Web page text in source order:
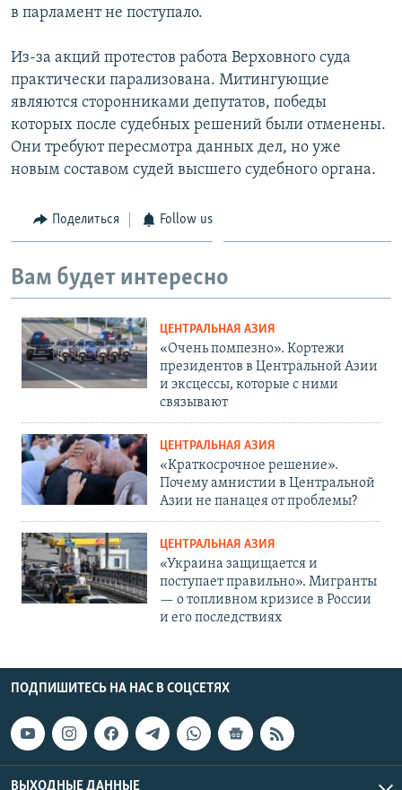
в парламент не поступало.
Из-за акций протестов работа Верховного суда
практически парализована. Митингующие
являются сторонниками депутатов, победы
которых после судебных решений были отменены.
Они требуют пересмотра данных дел, но уже
новым составом судей высшего судебного органа.
Поделиться Follow us
Вам будет интересно
ЦЕНТРАЛЬНАЯ АЗИЯ
«Очень помпезно». Кортежи
президентов в Центральной Азии
и эксцессы, которые с ними
связывают
ЦЕНТРАЛЬНАЯ АЗИЯ
«Краткосрочное решение».
Почему амнистии в Центральной
Азии не панацея от проблемы?
ЦЕНТРАЛЬНАЯ АЗИЯ
«Украина защищается и
поступает правильно». Мигранты
— о топливном кризисе в России
и его последствиях
ПОДПИШИТЕСЬ НА НАС В СОЦСЕТЯХ
ВЫХОДНЫЕ ДАННЫЕ